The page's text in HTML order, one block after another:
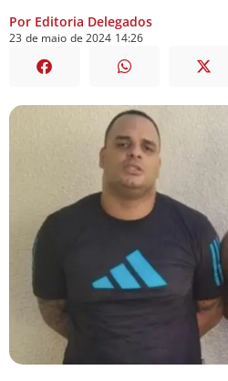
Por Editoria Delegados
23 de maio de 2024 14:26